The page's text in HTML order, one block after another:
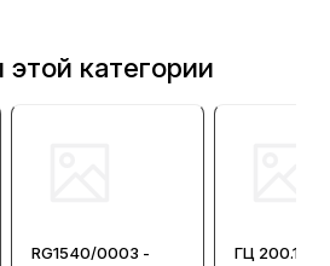
категории
RG1540/0003 -
ГЦ